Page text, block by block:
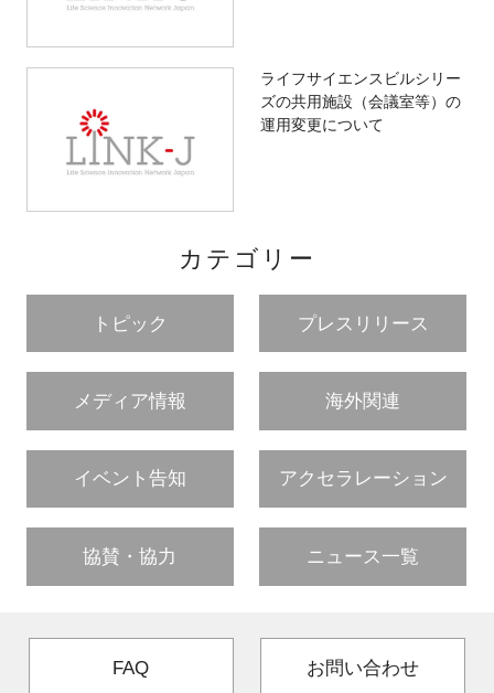
ライフサイエンスビルシリー
ズの共用施設（会議室等）の
運用変更について
カテゴリー
トピック プレスリリース
メディア情報 海外関連
イベント告知 アクセラレーション
協賛・協力 ニュース一覧
FAQ お問い合わせ